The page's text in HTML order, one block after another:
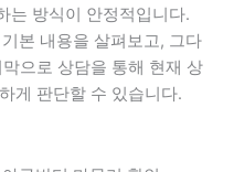
는 방식이 안정적입니다.
본 내용을 살펴보고, 그다
으로 상담을 통해 현재 상
게 판단할 수 있습니다.